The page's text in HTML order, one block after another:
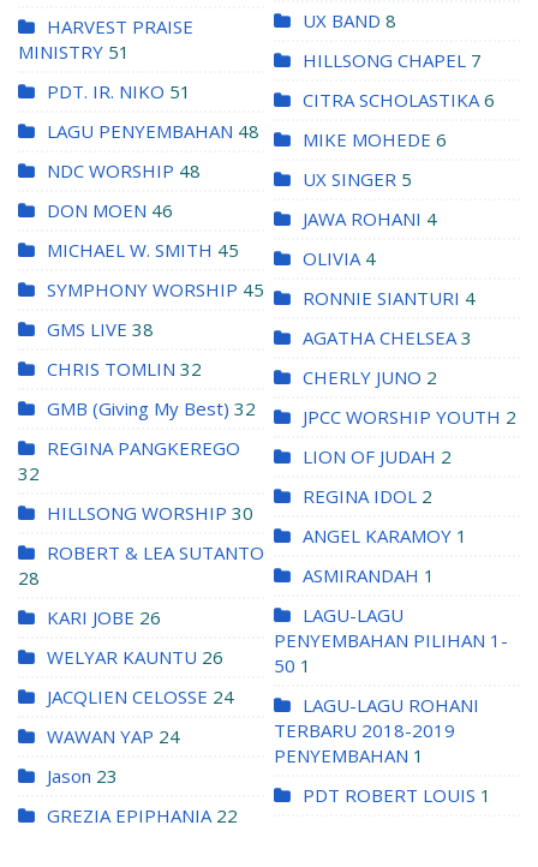
HARVEST PRAISE
MINISTRY 51
PDT. IR. NIKO 51
LAGU PENYEMBAHAN 48
NDC WORSHIP 48
DON MOEN 46
MICHAEL W. SMITH 45
SYMPHONY WORSHIP 45
GMS LIVE 38
CHRIS TOMLIN 32
GMB (Giving My Best) 32
REGINA PANGKEREGO
32
HILLSONG WORSHIP 30
ROBERT & LEA SUTANTO
28
KARI JOBE 26
WELYAR KAUNTU 26
JACQLIEN CELOSSE 24
WAWAN YAP 24
Jason 23
GREZIA EPIPHANIA 22
UX BAND 8
HILLSONG CHAPEL 7
CITRA SCHOLASTIKA 6
MIKE MOHEDE 6
UX SINGER 5
JAWA ROHANI 4
OLIVIA 4
RONNIE SIANTURI 4
AGATHA CHELSEA 3
CHERLY JUNO 2
JPCC WORSHIP YOUTH 2
LION OF JUDAH 2
REGINA IDOL 2
ANGEL KARAMOY 1
ASMIRANDAH 1
LAGU-LAGU
PENYEMBAHAN PILIHAN 1-
50 1
LAGU-LAGU ROHANI
TERBARU 2018-2019
PENYEMBAHAN 1
PDT ROBERT LOUIS 1